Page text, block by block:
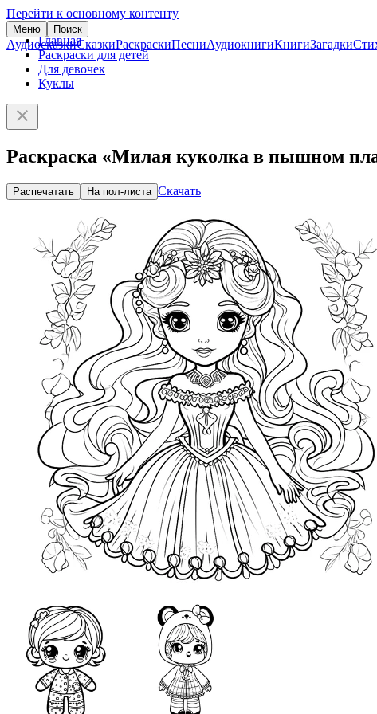
Перейти к основному контенту
Меню Поиск
АудиосказкиСказкиРаскраскиПесниАудиокнигиКнигиЗагадки
Главная
Раскраски для детей
Для девочек
Куклы
Раскраска «Милая куколка в пышном
Распечатать На пол-листа Скачать